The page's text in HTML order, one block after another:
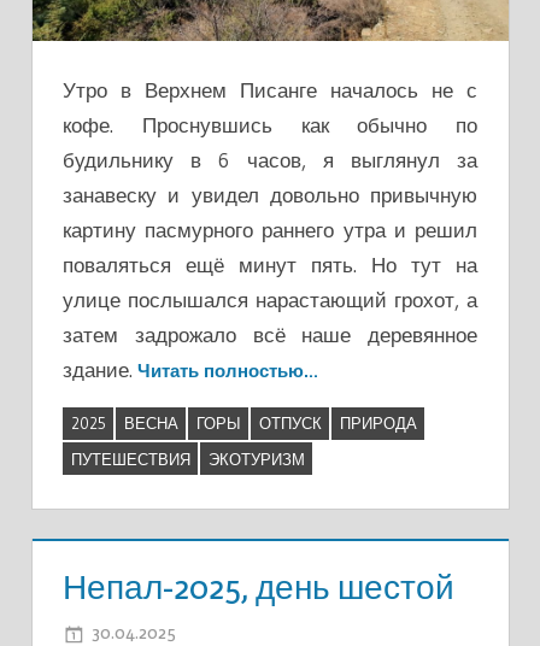
Утро в Верхнем Писанге началось не с
кофе. Проснувшись как обычно по
будильнику в 6 часов, я выглянул за
занавеску и увидел довольно привычную
картину пасмурного раннего утра и решил
поваляться ещё минут пять. Но тут на
улице послышался нарастающий грохот, а
затем задрожало всё наше деревянное
здание. Читать полностью…
2025 ВЕСНА ГОРЫ ОТПУСК
ПРИРОДА
ПУТЕШЕСТВИЯ
ЭКОТУРИЗМ
Непал-2025, день шестой
30.04.2025